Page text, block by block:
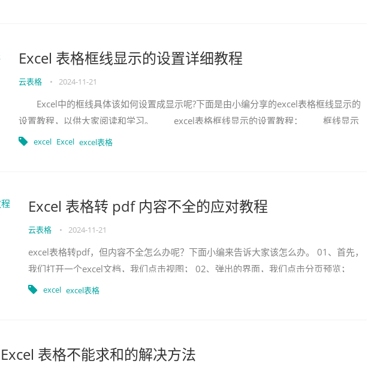
Excel 表格框线显示的设置详细教程
云表格 • 2024-11-21
Excel中的框线具体该如何设置成显示呢?下面是由小编分享的excel表格框线显示的
设置教程，以供大家阅读和学习。 excel表格框线显示的设置教程： 框线显示
设置步骤1：启动excel，
excel Excel excel表格
Excel 表格转 pdf 内容不全的应对教程
云表格 • 2024-11-21
excel表格转pdf，但内容不全怎么办呢？下面小编来告诉大家该怎么办。 01、首先，
我们打开一个excel文档，我们点击视图； 02、弹出的界面，我们点击分页预览；
03、然后我们将中间的虚线朝
excel excel表格
Excel 表格不能求和的解决方法